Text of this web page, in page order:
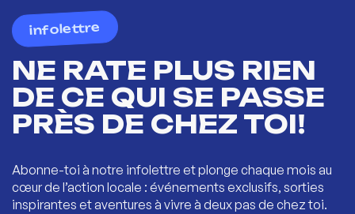
infolettre
NE RATE PLUS RIEN
DE CE QUI SE PASSE
PRÈS DE CHEZ TOI!
Abonne-toi à notre infolettre et plonge chaque mois au
cœur de l’action locale : événements exclusifs, sorties
inspirantes et aventures à vivre à deux pas de chez toi.